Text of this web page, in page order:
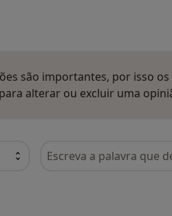
são importantes, por isso
alterar ou excluir uma
Pesquisar em opiniões